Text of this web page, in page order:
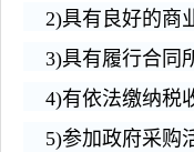
2)具有良好的商
3)具有履行合同
4)有依法缴纳税
5)参加政府采购